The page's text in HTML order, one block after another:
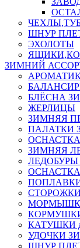
ШНУР
ЭХОЛОТЫ
ЗИМНИЙ
БЛЁСНА
ЖЕРЛИЦЫ
ЗИМНЯЯ
ПАЛАТКИ
ЗИМНЯЯ
КАТУШКИ
УДОЧКИ
ШНУР